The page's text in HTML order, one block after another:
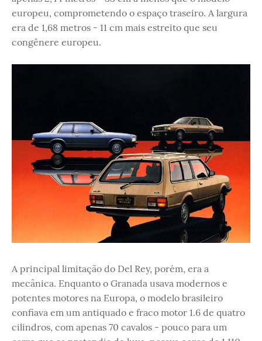
europeu, comprometendo o espaço traseiro. A largura
era de 1,68 metros - 11 cm mais estreito que seu
congênere europeu.
A principal limitação do Del Rey, porém, era a
mecânica. Enquanto o Granada usava modernos e
potentes motores na Europa, o modelo brasileiro
confiava em um antiquado e fraco motor 1.6 de quatro
cilindros, com apenas 70 cavalos - pouco para um